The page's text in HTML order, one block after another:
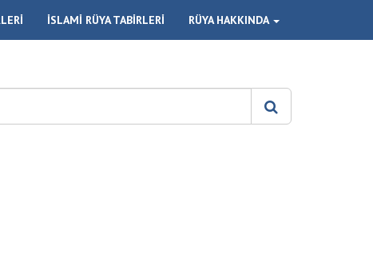
İSLAMİ RÜYA TABİRLERİ RÜYA HAKKINDA